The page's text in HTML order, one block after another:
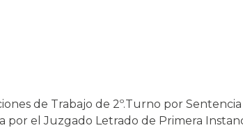
de Trabajo de 2º.Turno por Sentencia
por el Juzgado Letrado de Primera